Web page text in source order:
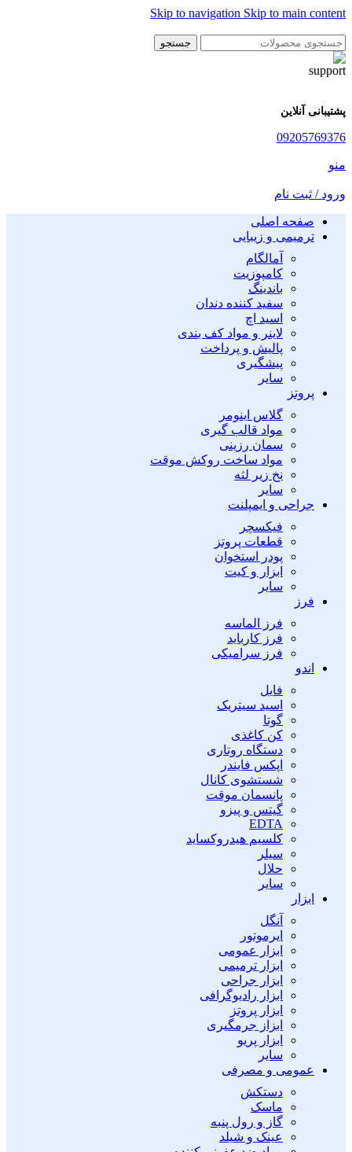
Skip to navigation Skip to main content
جستجو
پشتیبانی آنلاین
09205769376
منو
ورود / ثبت نام
صفحه اصلی
ترمیمی و زیبایی
آمالگام
کامپوزیت
باندینگ
سفید کننده دندان
اسید اچ
لاینر و مواد کف بندی
پالیش و پرداخت
پیشگیری
سایر
پروتز
گلاس اینومر
مواد قالب گیری
سمان رزینی
مواد ساخت روکش موقت
نخ زیر لثه
سایر
جراحی و ایمپلنت
فیکسچر
قطعات پروتز
پودر استخوان
ابزار و کیت
سایر
فرز
فرز الماسه
فرز کارباید
فرز سرامیکی
اندو
فایل
اسید سیتریک
گوتا
کن کاغذی
دستگاه روتاری
اپکس فایندر
شستشوی کانال
پانسمان موقت
گیتس و پیزو
EDTA
کلسیم هیدروکساید
سیلر
حلال
سایر
ابزار
آنگل
ایرموتور
ابزار عمومی
ابزار ترمیمی
ابزار جراحی
ابزار رادیوگرافی
ابزار پروتز
ابزاز جرمگیری
ابزار پریو
سایر
عمومی و مصرفی
دستکش
ماسک
گاز و رول پنبه
عینک و شیلد